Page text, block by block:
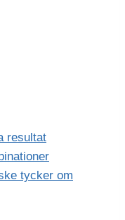
resultat
tycker om